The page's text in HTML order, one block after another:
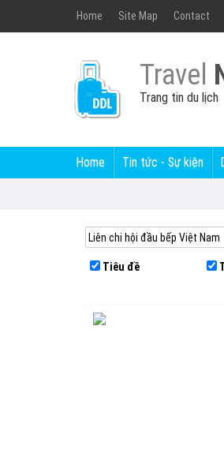
Home Site Map Contact
Travel
Trang tin du lịch
Home Tin tức - Sự kiện
Tiêu đề